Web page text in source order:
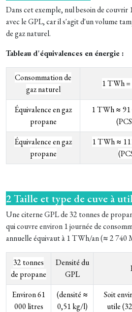
Dans cet exemple, nul besoin de couvrir
avec le GPL, car il s'agit d'un volume
de gaz naturel.
Tableau d'équivalences en énergie :
Consommation de
gaz naturel
1 TWh
Équivalence en gaz
propane
1 TWh ≈ 91
Équivalence en gaz
propane
1 TWh ≈
2 Taille et type de cuve à
Une citerne GPL de 32 tonnes de
qui couvre environ 1 journée de
annuelle équivaut à 1 TWh/an (≈ 2 740
32 tonnes
de propane
Densité du
GPL
Environ 61
000 litres
(densité ≈
0,51 kg/l)
Soit
utile